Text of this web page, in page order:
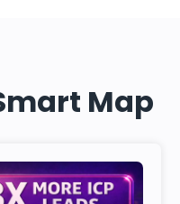
Map